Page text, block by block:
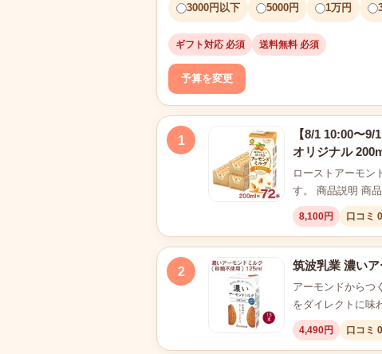
3000円以下 5000円 1万円
ギフト対応 必須 送料無料 必須
予算を変更
1
【8/1 10:00〜
オリジナル
ローストアーモン
す。 商品説明 商
8,100円 口コミ
2 筑波乳業 濃い
アーモンドからつ
をダイレクトに
4,490円 口コミ